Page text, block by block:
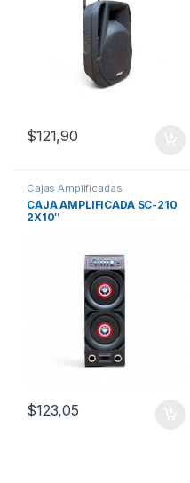
$121,90
Cajas Amplificadas
CAJA AMPLIFICADA SC-210
2X10″
$123,05